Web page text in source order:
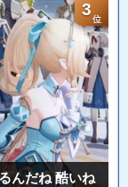
3
んだね 酷いね